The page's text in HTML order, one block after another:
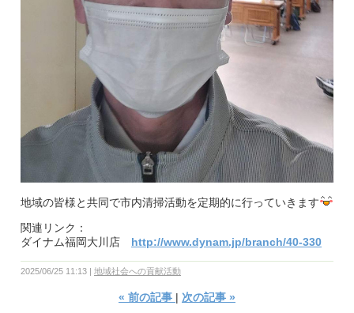
地域の皆様と共同で市内清掃活動を定期的に行っていきます
関連リンク：
ダイナム福岡大川店 http://www.dynam.jp/branch/40-330
2025/06/25 11:13 地域社会への貢献活動
« 前の記事 次の記事 »